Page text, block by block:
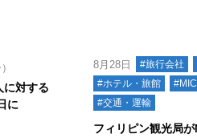
に対する
に
8月28日 #旅行会社
#ホテル・旅館
#交通・運輸
フィリピン観光局が